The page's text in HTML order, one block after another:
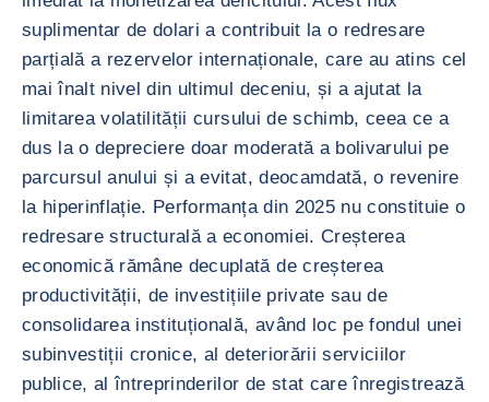
suplimentar de dolari a contribuit la o redresare
parțială a rezervelor internaționale, care au atins cel
mai înalt nivel din ultimul deceniu, și a ajutat la
limitarea volatilității cursului de schimb, ceea ce a
dus la o depreciere doar moderată a bolivarului pe
parcursul anului și a evitat, deocamdată, o revenire
la hiperinflație. Performanța din 2025 nu constituie o
redresare structurală a economiei. Creșterea
economică rămâne decuplată de creșterea
productivității, de investițiile private sau de
consolidarea instituțională, având loc pe fondul unei
subinvestiții cronice, al deteriorării serviciilor
publice, al întreprinderilor de stat care înregistrează